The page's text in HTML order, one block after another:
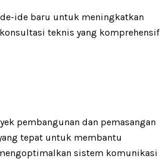
ide baru untuk meningkatkan
teknis yang komprehensif
pembangunan dan pemasangan
tepat untuk membantu
sistem komunikasi